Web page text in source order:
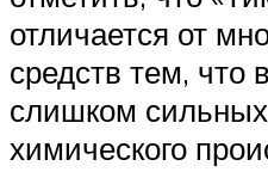
отличается от
средств тем, что
слишком
химического